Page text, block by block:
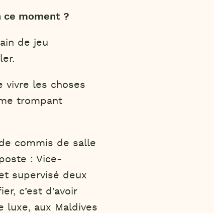
ce moment ?
de jeu
vivre les choses
trompant
commis de salle
: Vice-
supervisé deux
c’est d’avoir
luxe, aux Maldives